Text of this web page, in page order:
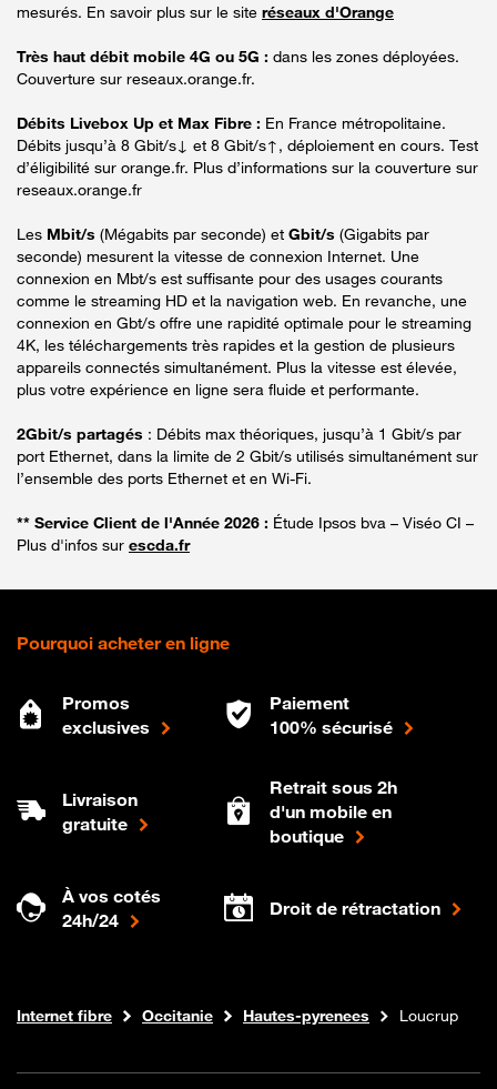
mesurés. En savoir plus sur le site réseaux d'Orange
Très haut débit mobile 4G ou 5G : dans les zones déployées.
Couverture sur reseaux.orange.fr.
Débits Livebox Up et Max Fibre : En France métropolitaine.
Débits jusqu’à 8 Gbit/s↓ et 8 Gbit/s↑, déploiement en cours. Test
d’éligibilité sur orange.fr. Plus d’informations sur la couverture sur
reseaux.orange.fr
Les Mbit/s (Mégabits par seconde) et Gbit/s (Gigabits par
seconde) mesurent la vitesse de connexion Internet. Une
connexion en Mbt/s est suffisante pour des usages courants
comme le streaming HD et la navigation web. En revanche, une
connexion en Gbt/s offre une rapidité optimale pour le streaming
4K, les téléchargements très rapides et la gestion de plusieurs
appareils connectés simultanément. Plus la vitesse est élevée,
plus votre expérience en ligne sera fluide et performante.
2Gbit/s partagés : Débits max théoriques, jusqu’à 1 Gbit/s par
port Ethernet, dans la limite de 2 Gbit/s utilisés simultanément sur
l’ensemble des ports Ethernet et en Wi-Fi.
** Service Client de l'Année 2026 : Étude Ipsos bva – Viséo CI –
Plus d'infos sur escda.fr
Pourquoi acheter en ligne
Promos
exclusives
Paiement
100% sécurisé
Livraison
gratuite
Retrait sous 2h
d'un mobile en
boutique
À vos cotés
24h/24
Droit de rétractation
Boutique Orange
Internet fibre Occitanie Hautes-pyrenees Loucrup